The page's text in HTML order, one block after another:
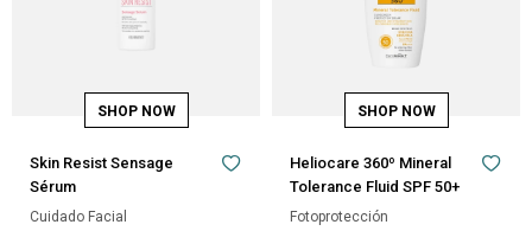
Skin Resist Sensage
Sérum
Cuidado Facial
Heliocare 360º Mineral
Tolerance Fluid SPF 50+
Fotoprotección